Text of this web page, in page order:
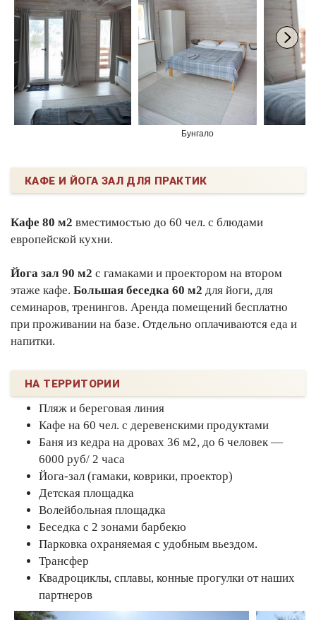
Бунгало
КАФЕ И ЙОГА ЗАЛ ДЛЯ ПРАКТИК
Кафе 80 м2 вместимостью до 60 чел. с блюдами
европейской кухни.
Йога зал 90 м2 с гамаками и проектором на втором
этаже кафе. Большая беседка 60 м2 для йоги, для
семинаров, тренингов. Аренда помещений бесплатно
при проживании на базе. Отдельно оплачиваются еда и
напитки.
НА ТЕРРИТОРИИ
Пляж и береговая линия
Кафе на 60 чел. с деревенскими продуктами
Баня из кедра на дровах 36 м2, до 6 человек —
6000 руб/ 2 часа
Йога-зал (гамаки, коврики, проектор)
Детская площадка
Волейбольная площадка
Беседка с 2 зонами барбекю
Парковка охраняемая с удобным вьездом.
Трансфер
Квадроциклы, сплавы, конные прогулки от наших
партнеров